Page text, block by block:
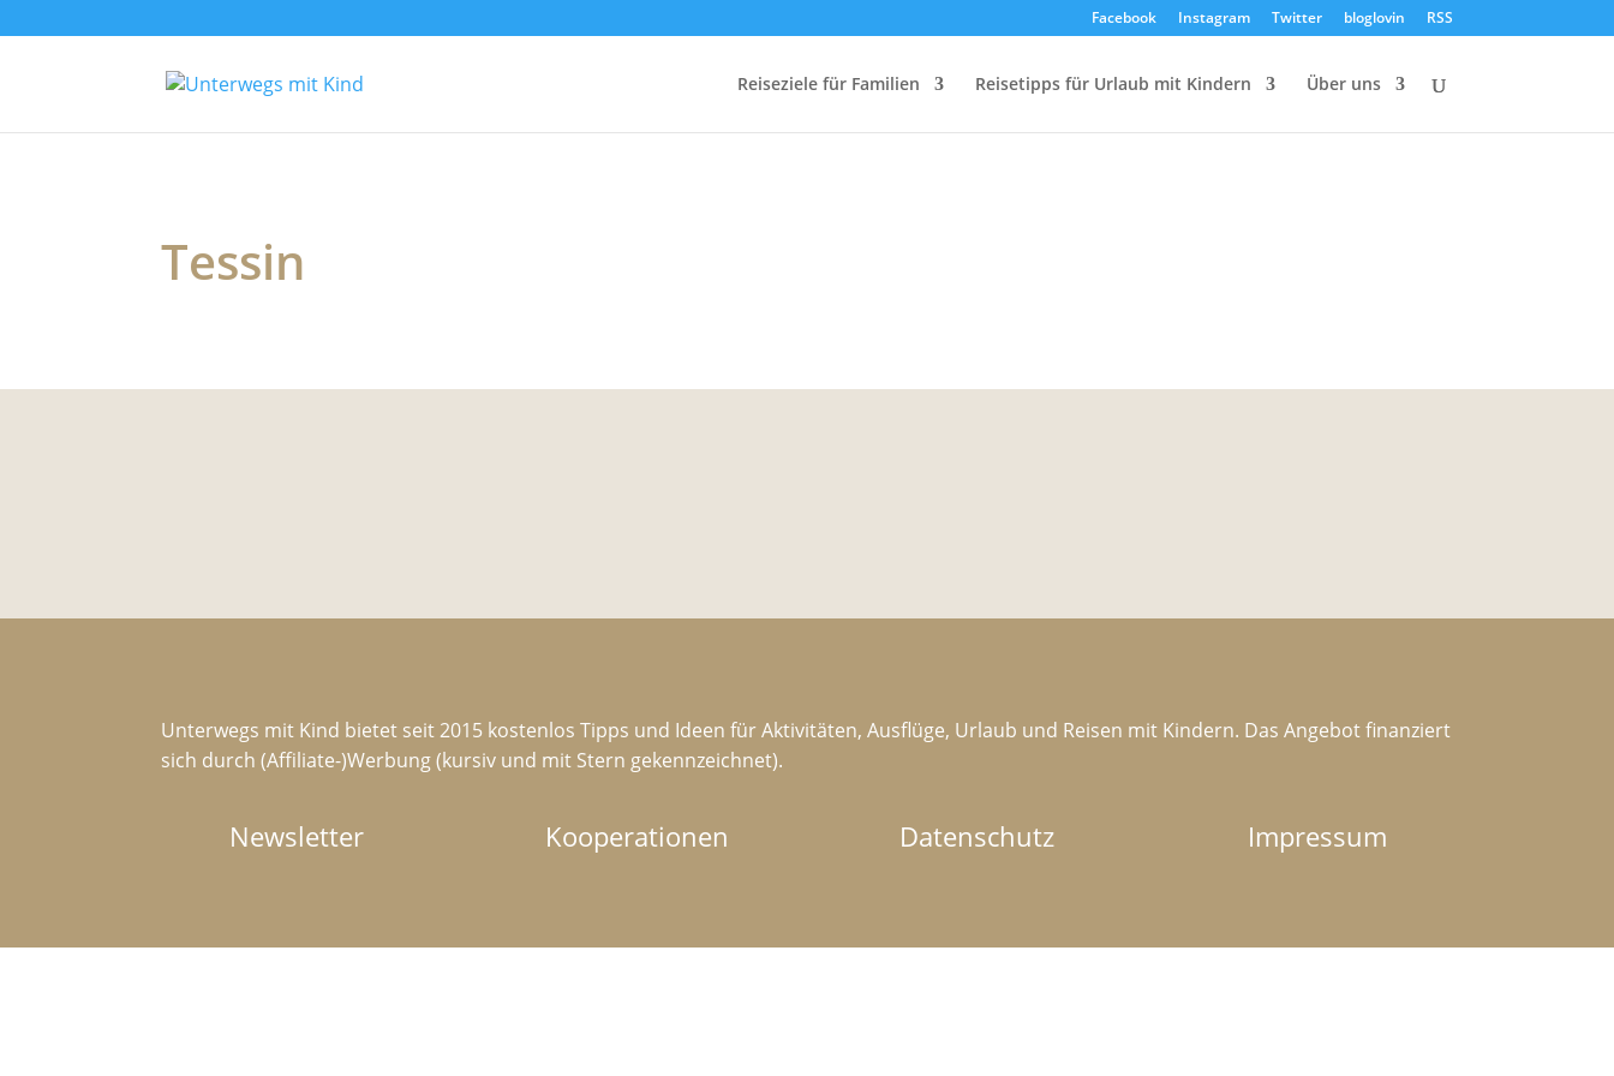
Facebook Instagram Twitter bloglovin RSS
Reiseziele für Familien Reisetipps für Urlaub mit Kindern Über uns
Tessin
Unterwegs mit Kind bietet seit 2015 kostenlos Tipps und Ideen für Aktivitäten, Ausflüge, Urlaub und Reisen mit Kindern. Das Angebot finanziert
sich durch (Affiliate-)Werbung (kursiv und mit Stern gekennzeichnet).
Newsletter Kooperationen Datenschutz Impressum